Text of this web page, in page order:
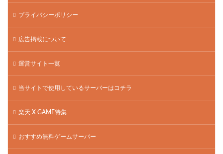
プライバシーポリシー
広告掲載について
運営サイト一覧
当サイトで使用しているサーバーはコチラ
楽天 X GAME特集
おすすめ無料ゲームサーバー